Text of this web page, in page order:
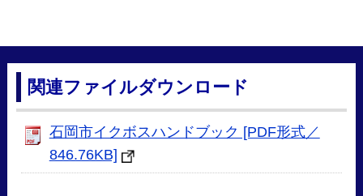
関連ファイルダウンロード
石岡市イクボスハンドブック [PDF形式／
846.76KB]